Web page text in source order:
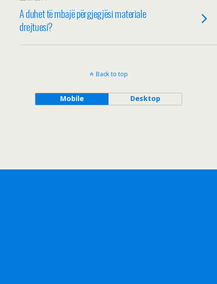
A duhet të mbajë përgjegjësi materiale
drejtuesi?
Back to top
Mobile Desktop